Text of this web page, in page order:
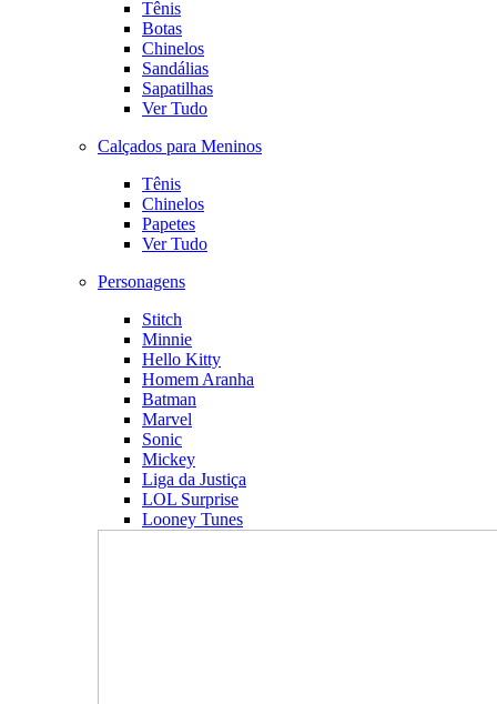
Tênis
Botas
Chinelos
Sandálias
Sapatilhas
Ver Tudo
Calçados para Meninos
Tênis
Chinelos
Papetes
Ver Tudo
Personagens
Stitch
Minnie
Hello Kitty
Homem Aranha
Batman
Marvel
Sonic
Mickey
Liga da Justiça
LOL Surprise
Looney Tunes